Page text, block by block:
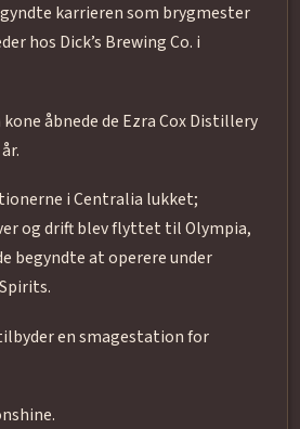
karrieren som brygmester
hos Dick’s Brewing Co. i
åbnede de Ezra Cox Distillery
i Centralia lukket;
og drift blev flyttet til Olympia,
begyndte at operere under
en smagestation for